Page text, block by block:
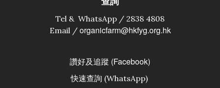
Tel & WhatsApp / 2838 4808
Email / organicfarm@hkfyg.org.hk
讚好及追蹤 (Facebook)
快速查詢 (WhatsApp)